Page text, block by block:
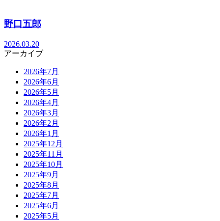
野口五郎
2026.03.20
アーカイブ
2026年7月
2026年6月
2026年5月
2026年4月
2026年3月
2026年2月
2026年1月
2025年12月
2025年11月
2025年10月
2025年9月
2025年8月
2025年7月
2025年6月
2025年5月